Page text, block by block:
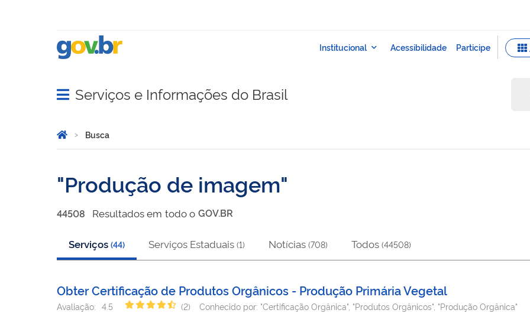
Abrir menu principal de navegação
Serviços e Informações do Brasil
Você está aqui:
Página Inicial
Busca
Produção de imagem
44508 Resultadosem todo o GOV.BR
Serviços (44) Serviços Estaduais (1) Notícias (708) Todos (44508)
Obter Certificação de Produtos Orgânicos - Produção Primária Vegetal
Avaliação: 4.5 (2) Conhecido por: "Certificação Orgânica", "Produtos Orgânicos", "Produção Orgânica"